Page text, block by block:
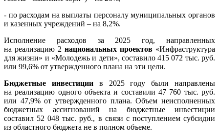
- по расходам на выплаты персоналу муниципальных органов
и казенных учреждений – на 8,2%.
Исполнение расходов за 2025 год, направленных
на реализацию 2 национальных проектов «Инфраструктура
для жизни» и «Молодежь и дети», составило 415 072 тыс. руб.
или 99,6% от утвержденного плана на эти цели.
Бюджетные инвестициив 2025 году были направлены
на реализацию одного объекта и составили 47 760 тыс. руб.
или 47,9% от утвержденного плана. Объем неисполненных
бюджетных ассигнований на бюджетные инвестиции
составил 52 048 тыс. руб., в связи с поступлением субсидии
из областного бюджета не в полном объеме.